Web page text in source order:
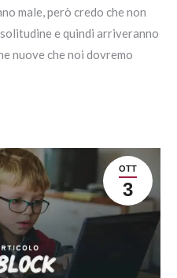
male, però credo che non
e quindi arriveranno
nuove che noi dovremo
OTT
3